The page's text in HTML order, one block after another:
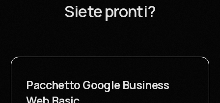
Siete pronti?
Pacchetto Google Business